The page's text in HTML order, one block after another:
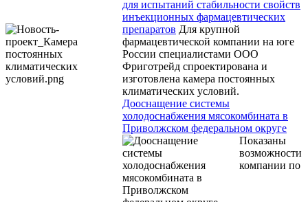
для испытаний стабильности свойств
инъекционных фармацевтических
препаратов Для крупной
фармацевтической компании на юге
России специалистами ООО
Фриготрейд спроектирована и
изготовлена камера постоянных
климатических условий.
Дооснащение системы
холодоснабжения мясокомбината в
Приволжском федеральном округе
Показаны
возможности
компании по